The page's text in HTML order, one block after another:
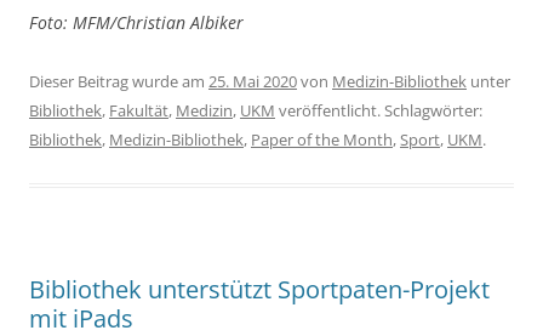
Foto: MFM/Christian Albiker
Dieser Beitrag wurde am 25. Mai 2020von Medizin-Bibliothek unter
Bibliothek, Fakultät, Medizin, UKM veröffentlicht. Schlagwörter:
Bibliothek, Medizin-Bibliothek, Paper of the Month,Sport, UKM.
Bibliothek unterstützt Sportpaten-Projekt
mit iPads